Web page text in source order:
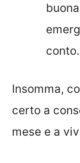
conto.
Insomma,
certo a
mese e a